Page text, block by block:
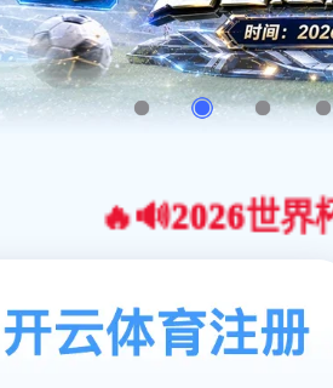
🔥🔊2026世界杯官网